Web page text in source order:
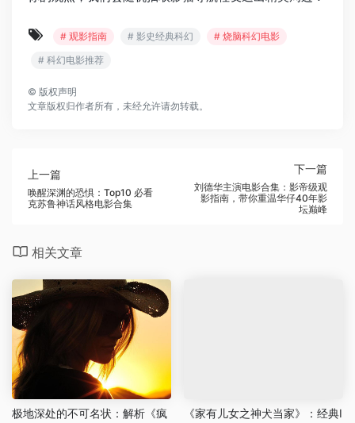
# 观影指南 # 影史经典科幻
# 烧脑科幻电影
# 科幻电影推荐
© 版权声明
文章版权归作者所有，未经允许请勿转载。
上一篇
唤醒深渊的恐惧：Top10 必看
克苏鲁神话风格电影合集
下一篇
刘德华主演电影合集：影帝级观
影指南，带你重温华仔40年影
坛巅峰
相关文章
极地深处的不可名状：解析《疯
《家有儿女之神犬当家》：经典I